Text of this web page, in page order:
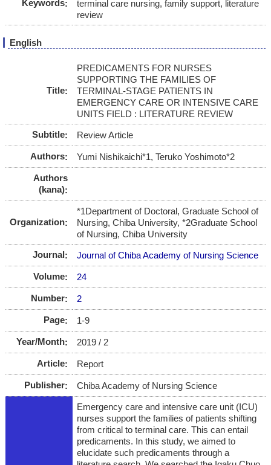
Keywords
terminal care nursing, family support, literature
review
English
Title
PREDICAMENTS FOR NURSES
SUPPORTING THE FAMILIES OF
TERMINAL-STAGE PATIENTS IN
EMERGENCY CARE OR INTENSIVE CARE
UNITS FIELD : LITERATURE REVIEW
Subtitle
Review Article
Authors Yumi Nishikaichi*1, Teruko Yoshimoto*2
Authors
(kana)
Organization
*1Department of Doctoral, Graduate School of
Nursing, Chiba University, *2Graduate School
of Nursing, Chiba University
Journal
Journal of Chiba Academy of Nursing Science
Volume 24
Number 2
Page 1-9
Year/Month 2019 / 2
Article Report
Publisher Chiba Academy of Nursing Science
Emergency care and intensive care unit (ICU)
nurses support the families of patients shifting
from critical to terminal care. This can entail
predicaments. In this study, we aimed to
elucidate such predicaments through a